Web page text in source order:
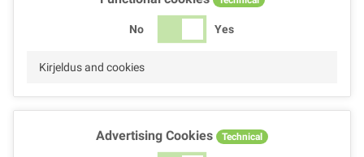
No Yes
Kirjeldus and cookies
Advertising Cookies Technical